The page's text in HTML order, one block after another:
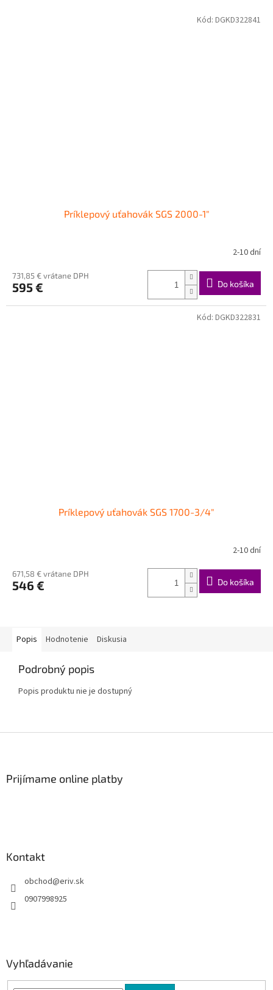
Príklepový uťahovák SGS 2000-1"
2-10 dní
731,85 € vrátane DPH
595 € Do košíka
Kód: DGKD322841
Príklepový uťahovák SGS 1700-3/4"
2-10 dní
671,58 € vrátane DPH
546 € Do košíka
Kód: DGKD322831
Popis Hodnotenie Diskusia
Podrobný popis
Popis produktu nie je dostupný
Prijímame online platby
Kontakt
obchod@eriv.sk
0907998925
Vyhľadávanie